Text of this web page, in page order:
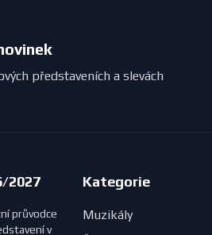
představeních a slevách
2027
průvodce
v
Kategorie
Muzikály